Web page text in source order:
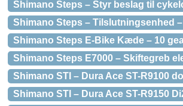
Shimano Steps – Styr beslag til
Shimano Steps – Tilslutningsenhed –
Shimano Steps E-Bike Kæde – 10
Shimano Steps E7000 – Skiftegreb
Shimano STI – Dura Ace ST-R9100
Shimano STI – Dura Ace ST-R9150